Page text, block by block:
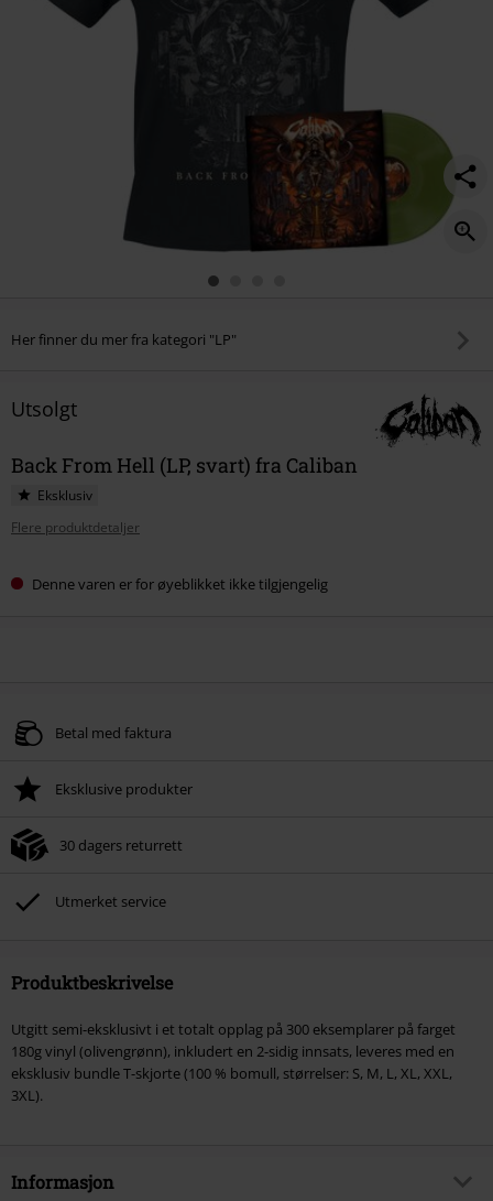
Her finner du mer fra kategori "LP"
Utsolgt
Back From Hell (LP, svart) fra Caliban
Eksklusiv
Flere produktdetaljer
Denne varen er for øyeblikket ikke tilgjengelig
Betal med faktura
Eksklusive produkter
30 dagers returrett
Utmerket service
Produktbeskrivelse
Utgitt semi-eksklusivt i et totalt opplag på 300 eksemplarer på farget
180g vinyl (olivengrønn), inkludert en 2-sidig innsats, leveres med en
eksklusiv bundle T-skjorte (100 % bomull, størrelser: S, M, L, XL, XXL,
3XL).
Informasjon